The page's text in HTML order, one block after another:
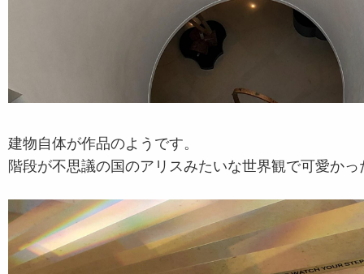
建物自体が作品のようです。
階段が不思議の国のアリスみたいな世界観で可愛かっ